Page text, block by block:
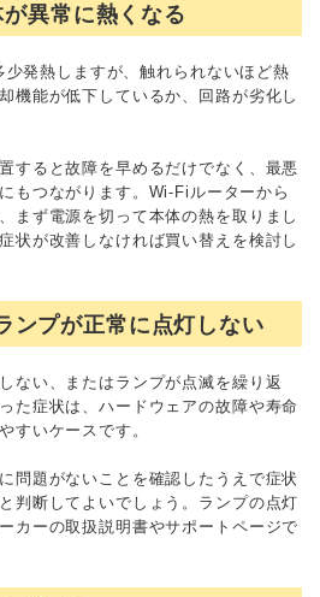
異常に熱くなる
発熱しますが、触れられないほど熱
機能が低下しているか、回路が劣化し
すると故障を早めるだけでなく、最悪
もつながります。Wi-Fiルーターから
まず電源を切って本体の熱を取りまし
状が改善しなければ買い替えを検討し
ンプが正常に点灯しない
ない、またはランプが点滅を繰り返
た症状は、ハードウェアの故障や寿命
すいケースです。
問題がないことを確認したうえで症状
判断してよいでしょう。ランプの点灯
カーの取扱説明書やサポートページで